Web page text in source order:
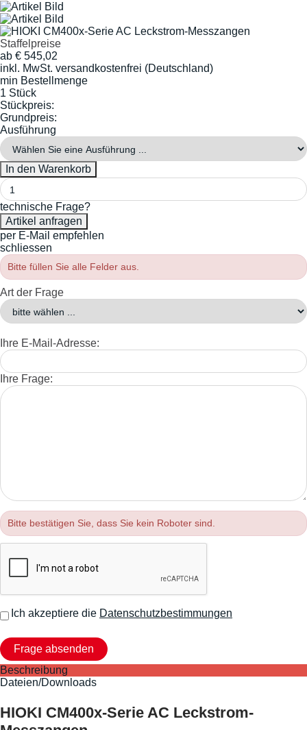
Staffelpreise
ab € 545,02
inkl. MwSt. versandkostenfrei (Deutschland)
min Bestellmenge
1 Stück
Stückpreis:
Grundpreis:
Ausführung
technische Frage?
per E-Mail empfehlen
schliessen
Bitte füllen Sie alle Felder aus.
Art der Frage
Ihre E-Mail-Adresse:
Ihre Frage:
Bitte bestätigen Sie, dass Sie kein Roboter sind.
Ich akzeptiere die Datenschutzbestimmungen
Beschreibung
Dateien/Downloads
HIOKI CM400x-Serie AC Leckstrom-